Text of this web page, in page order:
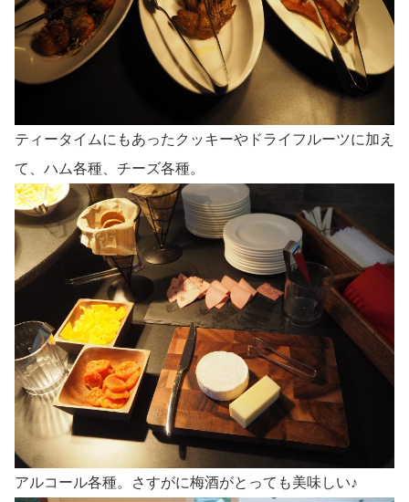
ティータイムにもあったクッキーやドライフルーツに加え
て、ハム各種、チーズ各種。
アルコール各種。さすがに梅酒がとっても美味しい♪